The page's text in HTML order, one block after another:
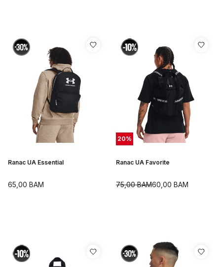
Ranac UA Essential
65,00 BAM
20%
Ranac UA Favorite
60,00 BAM
75,00BAM